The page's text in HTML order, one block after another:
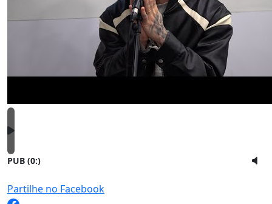
PUB (0:)
Partilhe no Facebook